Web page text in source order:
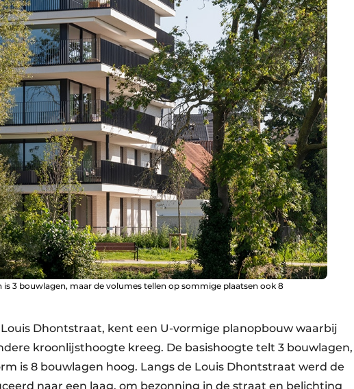
is 3 bouwlagen, maar de volumes tellen op sommige plaatsen ook 8
Dhontstraat, kent een U-vormige planopbouw waarbij
kroonlijsthoogte kreeg. De basishoogte telt 3 bouwlagen,
is 8 bouwlagen hoog. Langs de Louis Dhontstraat werd de
naar een laag, om bezonning in de straat en belichting